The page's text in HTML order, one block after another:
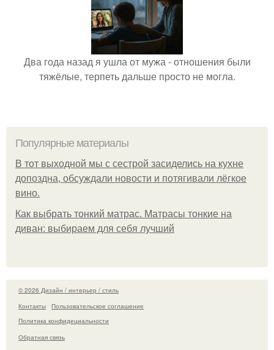
Два года назад я ушла от мужа - отношения были
тяжёлые, терпеть дальше просто не могла.
Популярные материалы
В тот выходной мы с сестрой засиделись на кухне
допоздна, обсуждали новости и потягивали лёгкое
вино.
Как выбрать тонкий матрас. Матрасы тонкие на
диван: выбираем для себя лучший
© 2026 Дизайн / интерьер / стиль
Контакты
Пользовательское соглашение
Политика конфидециальности
Обратная связь